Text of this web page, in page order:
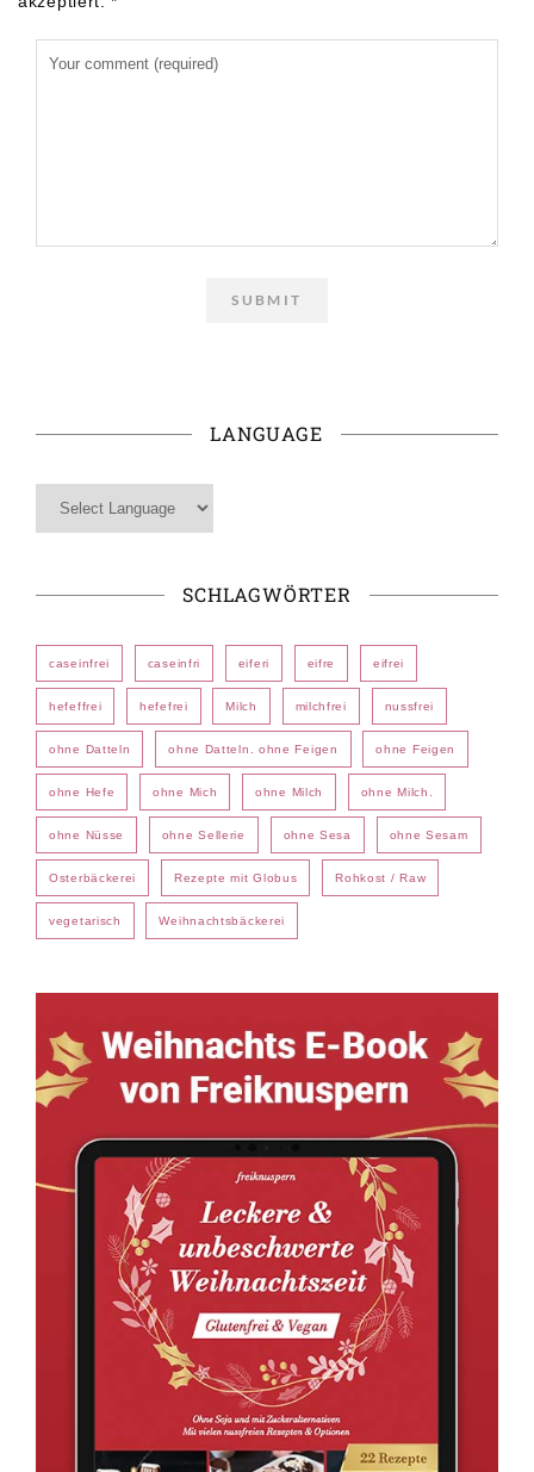
LANGUAGE
SCHLAGWÖRTER
caseinfrei caseinfri eiferi eifre eifrei
hefeffrei hefefrei Milch milchfrei nussfrei
ohne Datteln ohne Datteln. ohne Feigen ohne Feigen
ohne Hefe ohne Mich ohne Milch ohne Milch.
ohne Nüsse ohne Sellerie ohne Sesa ohne Sesam
Osterbäckerei Rezepte mit Globus Rohkost / Raw
vegetarisch Weihnachtsbäckerei